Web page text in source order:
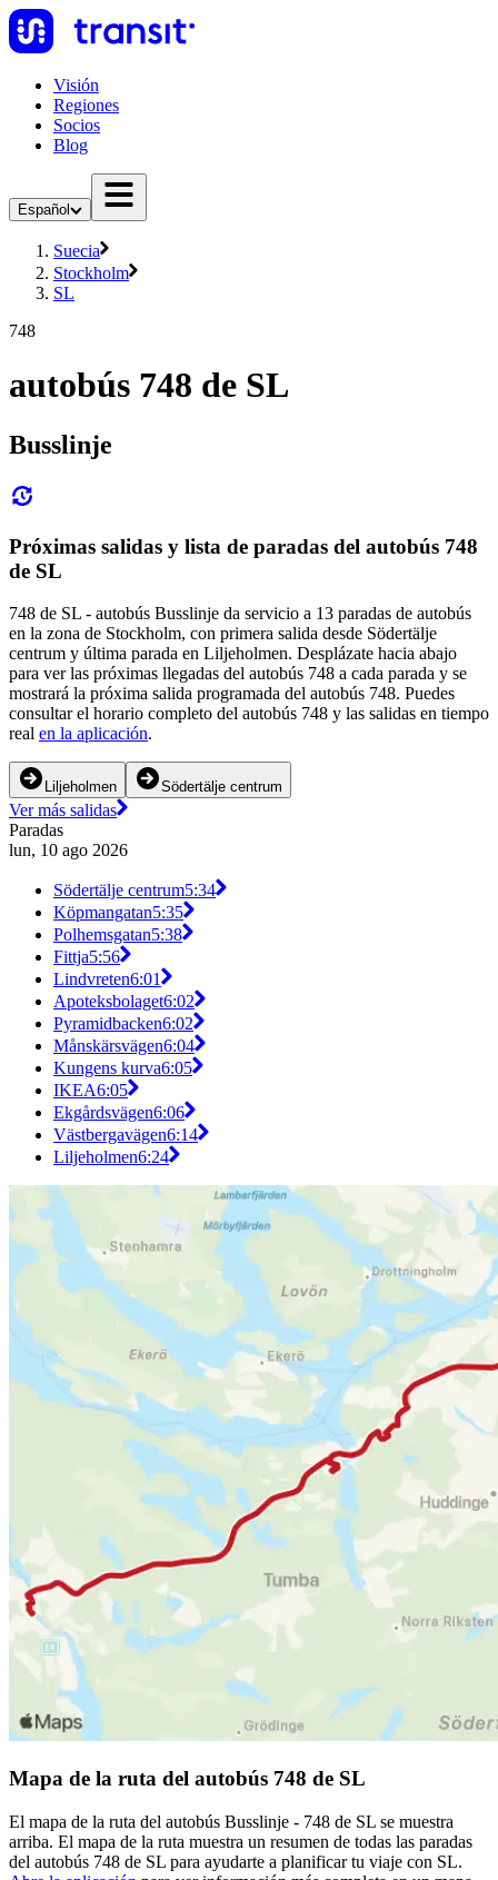
Visión
Regiones
Socios
Blog
Español
Suecia
Stockholm
SL
748
autobús 748 de SL
Busslinje
Próximas salidas y lista de paradas del autobús 748
de SL
748 de SL - autobús Busslinje da servicio a 13 paradas de autobús
en la zona de Stockholm, con primera salida desde Södertälje
centrum y última parada en Liljeholmen. Desplázate hacia abajo
para ver las próximas llegadas del autobús 748 a cada parada y se
mostrará la próxima salida programada del autobús 748. Puedes
consultar el horario completo del autobús 748 y las salidas en tiempo
real en la aplicación.
Liljeholmen Södertälje centrum
Ver más salidas
Paradas
lun, 10 ago 2026
Södertälje centrum5:34
Köpmangatan5:35
Polhemsgatan5:38
Fittja5:56
Lindvreten6:01
Apoteksbolaget6:02
Pyramidbacken6:02
Månskärsvägen6:04
Kungens kurva6:05
IKEA6:05
Ekgårdsvägen6:06
Västbergavägen6:14
Liljeholmen6:24
Mapa de la ruta del autobús 748 de SL
El mapa de la ruta del autobús Busslinje - 748 de SL se muestra
arriba. El mapa de la ruta muestra un resumen de todas las paradas
del autobús 748 de SL para ayudarte a planificar tu viaje con SL.